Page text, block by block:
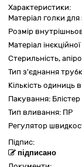
Характеристики:
Матеріал голки
Розмір
Матеріал
Стерильність,
Тип з'єднання
Кількість одиниць
Пакування: Блістер
Тип вливання: ПР
Регулятор
Підпис:
підписано